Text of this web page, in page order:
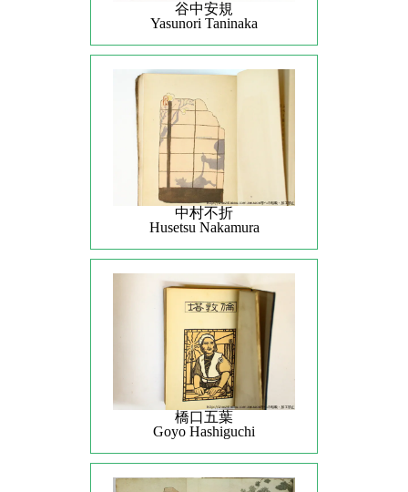
谷中安規
Yasunori Taninaka
中村不折
Husetsu Nakamura
橋口五葉
Goyo Hashiguchi